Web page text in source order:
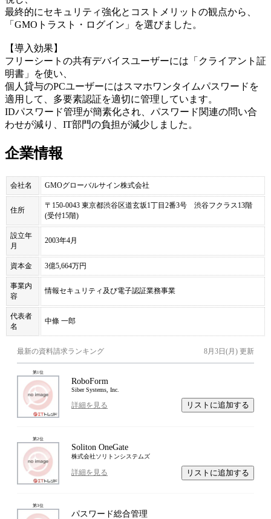
最終的にセキュリティ強化とコストメリットの観点から、
「GMOトラスト・ログイン」を選びました。
【導入効果】
フリーシートの共有デバイスユーザーには「クライアント証
明書」を使い、
個人貸与のPCユーザーにはスマホワンタイムパスワードを
適用して、多要素認証を適切に管理しています。
IDパスワード管理が簡素化され、パスワード関連の問い合
わせが減り、IT部門の負担が減少しました。
企業情報
会社名 GMOグローバルサイン株式会社
住所
〒150-0043 東京都渋谷区道玄坂1丁目2番3号 渋谷フクラス13階
(受付15階)
設立年
月
2003年4月
資本金 3億5,664万円
事業内
容
情報セキュリティ及び電子認証業務事業
代表者
名
中條 一郎
最新の資料請求ランキング 8月3日(月) 更新
第1位
RoboForm
Siber Systems, Inc.
詳細を見る リストに追加する
第2位
Soliton OneGate
株式会社ソリトンシステムズ
詳細を見る リストに追加する
第3位
パスワード総合管理